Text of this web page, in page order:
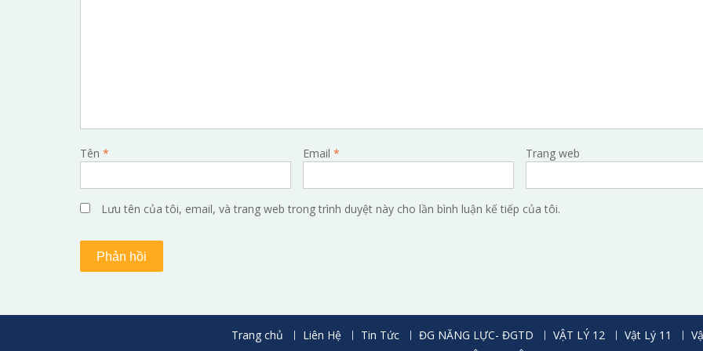
Tên * Email * Trang web
Lưu tên của tôi, email, và trang web trong trình duyệt này cho lần bình luận kế tiếp của tôi.
Trang chủ Liên Hệ Tin Tức ĐG NĂNG LỰC- ĐGTD VẬT LÝ 12 Vật Lý 11